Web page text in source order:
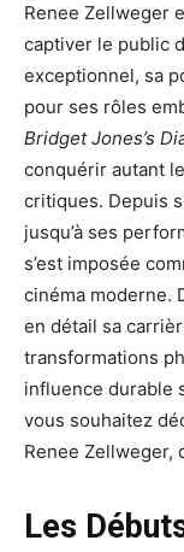
Renee Zellweger
captiver le public
exceptionnel, sa
pour ses rôles
Bridget Jones’s
conquérir autant
critiques. Depuis
jusqu’à ses
s’est imposée
cinéma moderne.
en détail sa
transformations
influence durable
vous souhaitez
Renee Zellweger,
Les